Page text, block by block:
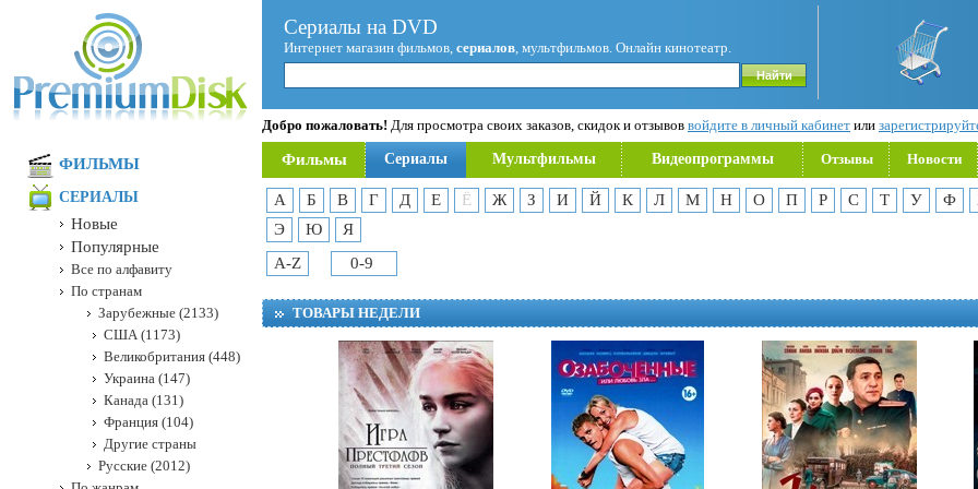
Сериалы на DVD
Интернет магазин фильмов, сериалов, мультфильмов. Онлайн кинотеатр.
Добро пожаловать! Для просмотра своих заказов, скидок и отзывов войдите в личный кабинет или
Фильмы Сериалы Мультфильмы Видеопрограммы Отзывы Новости
А Б В Г Д Е Ё Ж З И Й К Л М Н О П Р С Т У Ф
Э
Ю
Я
A-Z
0-9
ТОВАРЫ НЕДЕЛИ
ФИЛЬМЫ
СЕРИАЛЫ
Новые
Популярные
Все по алфавиту
По странам
Зарубежные (2133)
США (1173)
Великобритания (448)
Украина (147)
Канада (131)
Франция (104)
Другие страны
Русские (2012)